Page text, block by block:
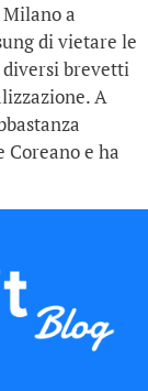
a
di vietare le
diversi brevetti
A
Coreano e ha